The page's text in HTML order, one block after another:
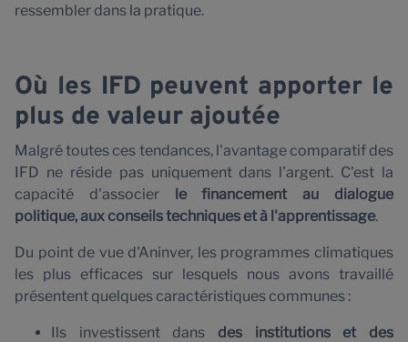
ressembler dans la pratique.
Où les IFD peuvent apporter le
plus de valeur ajoutée
Malgré toutes ces tendances, l'avantage comparatif des
IFD ne réside pas uniquement dans l'argent. C'est la
capacité d'associer le financement au dialogue
politique, aux conseils techniques et à l'apprentissage.
Du point de vue d'Aninver, les programmes climatiques
les plus efficaces sur lesquels nous avons travaillé
présentent quelques caractéristiques communes :
Ils investissent dans des institutions et des